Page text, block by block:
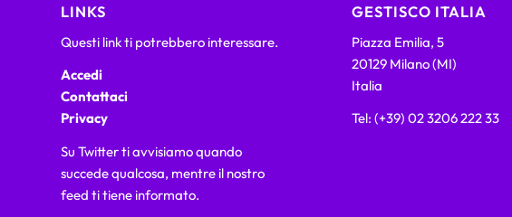
LINKS
Questi link ti potrebbero interessare.
Accedi
Contattaci
Privacy
Su Twitter ti avvisiamo quando
succede qualcosa, mentre il nostro
feed ti tiene informato.
GESTISCO ITALIA
Piazza Emilia, 5
20129 Milano (MI)
Italia
Tel: (+39) 02 3206 222 33